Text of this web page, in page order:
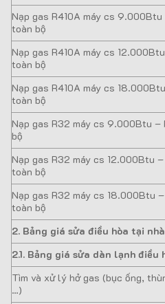
Nạp gas R410A máy cs 9.000Btu
toàn bộ
Nạp gas R410A máy cs
toàn bộ
Nạp gas R410A máy cs
toàn bộ
Nạp gas R32 máy cs 9.000Btu –
bộ
Nạp gas R32 máy cs 12.000Btu –
toàn bộ
Nạp gas R32 máy cs 18.000Btu
toàn bộ
2. Bảng giá sửa điều hòa tại nhà
2.1. Bảng giá sửa dàn lạnh điều
Tìm và xử lý hở gas (bục ống,
…)